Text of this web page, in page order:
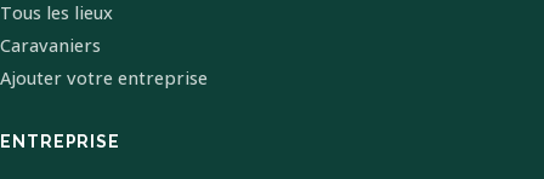
Tous les lieux
Caravaniers
Ajouter votre entreprise
ENTREPRISE